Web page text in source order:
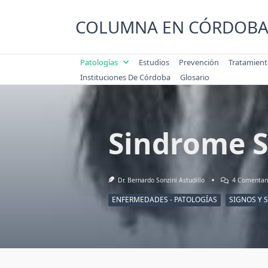
COLUMNA EN CÓRDOBA
Patologías Estudios Prevención
Instituciones De Córdoba
Glosario
Sindrome
Dr. Bernardo Sonzini Astudillo 4
ENFERMEDADES - PATOLOGÍAS SIGNOS Y